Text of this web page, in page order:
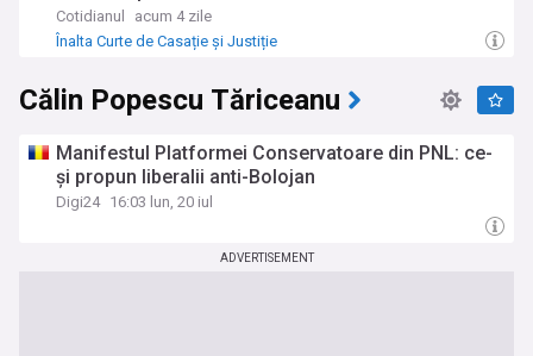
Cotidianul
acum 4 zile
Înalta Curte de Casație și Justiție
Călin Popescu Tăriceanu
Manifestul Platformei Conservatoare din PNL: ce-
și propun liberalii anti-Bolojan
Digi24 16:03 lun, 20 iul
ADVERTISEMENT